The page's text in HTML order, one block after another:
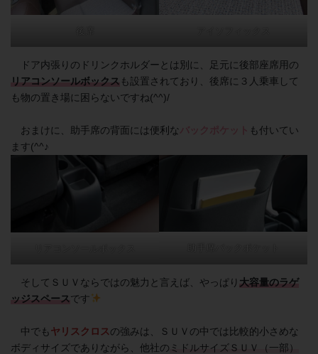
後席
ドア内張りのドリンクホルダーとは別に、足元に後部座席用の
リアコンソールボックス も設置されており、後席に３人乗車して
も物の置き場に困らないですね(^^)/
おまけに、助手席の背面には便利な
も付いてい
ます(^^♪
そしてＳＵＶならではの魅力と言えば、やっぱり 大容量のラゲ
ッジスペースです
中でもヤリスクロスの強みは、ＳＵＶの中では比較的小さめな
ボディサイズでありながら、他社の ミドルサイズＳＵＶ（一部）